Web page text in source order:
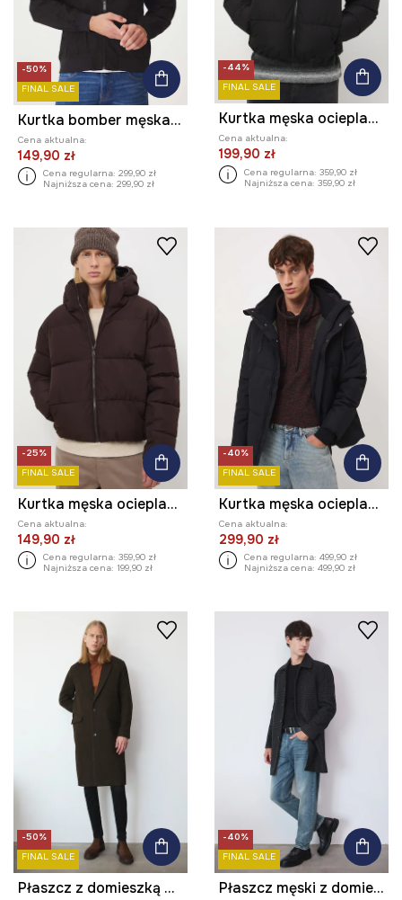
-50%
FINAL SALE
Kurtka bomber męska z imitacji zamszu kolor czarny
Cena aktualna:
149,90 zł
Cena regularna: 299,90 zł
Najniższa cena: 299,90 zł
-44%
FINAL SALE
Kurtka męska ocieplana pikowana
Cena aktualna:
199,90 zł
Cena regularna: 359,90 zł
Najniższa cena: 359,90 zł
-25%
FINAL SALE
Kurtka męska ocieplana pikowana
Cena aktualna:
149,90 zł
Cena regularna: 359,90 zł
Najniższa cena: 199,90 zł
-40%
FINAL SALE
Kurtka męska ocieplana pikowana
Cena aktualna:
299,90 zł
Cena regularna: 499,90 zł
Najniższa cena: 499,90 zł
-50%
FINAL SALE
Płaszcz z domieszką wełny męski w kratę
-40%
FINAL SALE
Płaszcz męski z domieszką wełny